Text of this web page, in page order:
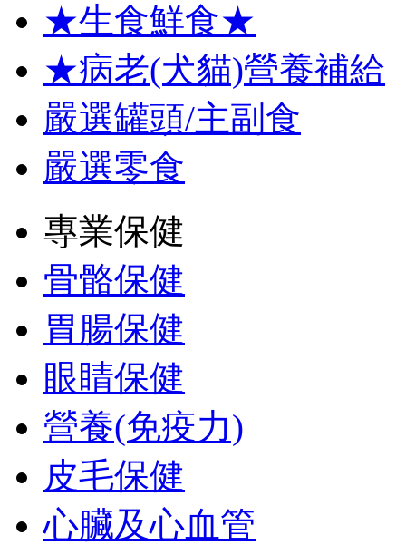
★生食鮮食★
★病老(犬貓)營養補給
嚴選罐頭/主副食
嚴選零食
專業保健
骨骼保健
胃腸保健
眼睛保健
營養(免疫力)
皮毛保健
心臟及心血管